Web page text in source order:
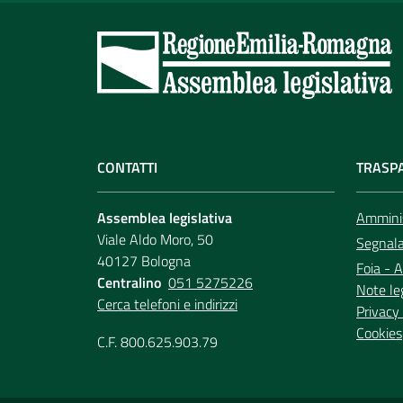
CONTATTI
Assemblea legislativa
Viale Aldo Moro, 50
40127 Bologna
Centralino 051 5275226
Cerca telefoni e indirizzi
C.F. 800.625.903.79
Foia -
Note
Cookies